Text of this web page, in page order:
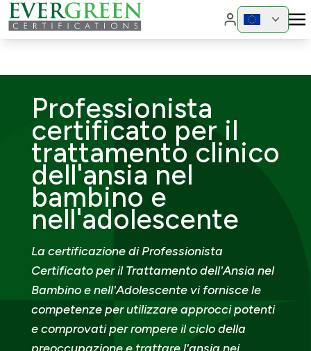
Cambia
Professionista
certificato per il
trattamento clinico
dell'ansia nel
bambino e
nell'adolescente
La certificazione di Professionista
Certificato per il Trattamento dell'Ansia nel
Bambino e nell'Adolescente vi fornisce le
competenze per utilizzare approcci potenti
e comprovati per rompere il ciclo della